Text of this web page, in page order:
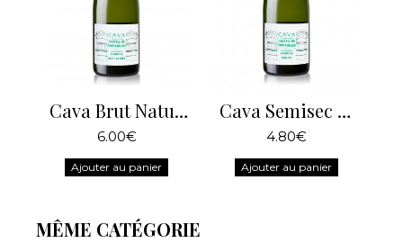
Cava Brut Nature Castell de Fontanelles
6.00€
Ajouter au panier
Cava Semisec Castell de Fontanelles
4.80€
Ajouter au panier
MÊME CATÉGORIE